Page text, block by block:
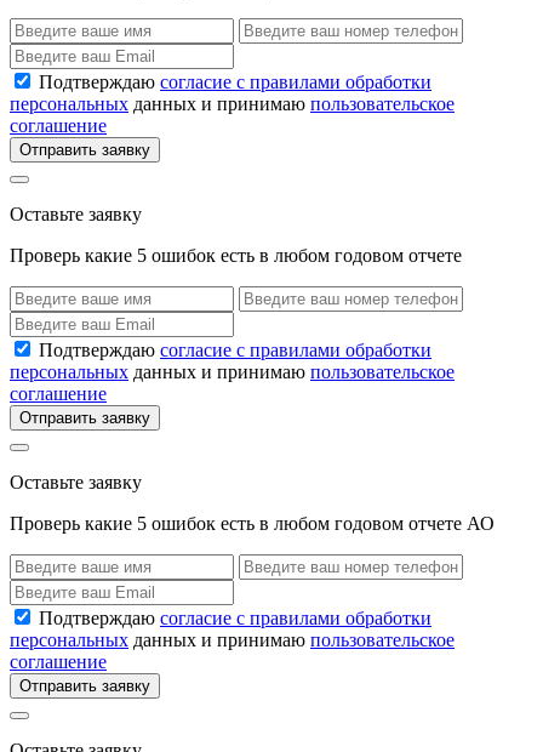
Подтверждаю согласие с правилами обработки
персональных данных и принимаю пользовательское
соглашение
Отправить заявку
Оставьте заявку
Проверь какие 5 ошибок есть в любом годовом отчете
Подтверждаю согласие с правилами обработки
персональных данных и принимаю пользовательское
соглашение
Отправить заявку
Оставьте заявку
Проверь какие 5 ошибок есть в любом годовом отчете АО
Подтверждаю согласие с правилами обработки
персональных данных и принимаю пользовательское
соглашение
Отправить заявку